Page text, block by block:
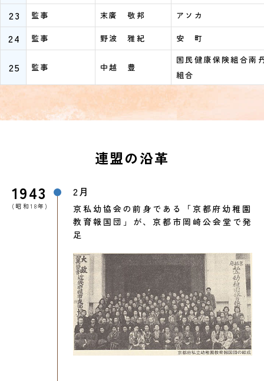
23 監事 末廣 敬邦 アソカ
24 監事 野波 雅紀 安 町
25 監事 中越 豊
国民健康保険組合南
組合
連盟の沿革
1943
(昭和18年)
2月
京私幼協会の前身である「京都府幼稚園
教育報国団」が、京都市岡崎公会堂で発
足